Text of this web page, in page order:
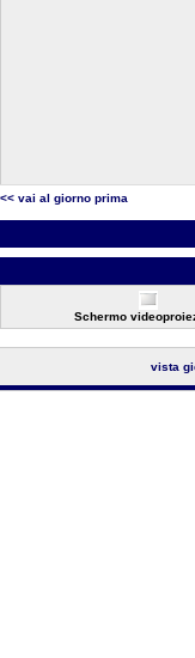
<< vai al giorno prima
Schermo
vista